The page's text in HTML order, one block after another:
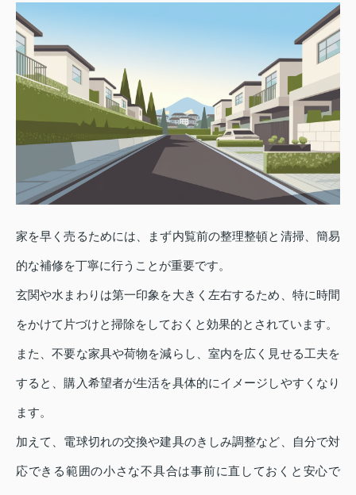
家を早く売るためには、まず内覧前の整理整頓と清掃、簡易
的な補修を丁寧に行うことが重要です。
玄関や水まわりは第一印象を大きく左右するため、特に時間
をかけて片づけと掃除をしておくと効果的とされています。
また、不要な家具や荷物を減らし、室内を広く見せる工夫を
すると、購入希望者が生活を具体的にイメージしやすくなり
ます。
加えて、電球切れの交換や建具のきしみ調整など、自分で対
応できる範囲の小さな不具合は事前に直しておくと安心で